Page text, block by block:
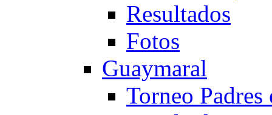
Resultados
Fotos
Guaymaral
Torneo